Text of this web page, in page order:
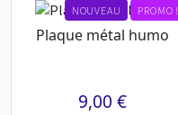
NOUVEAU PROMO !
Plaque métal humo
9,00 €